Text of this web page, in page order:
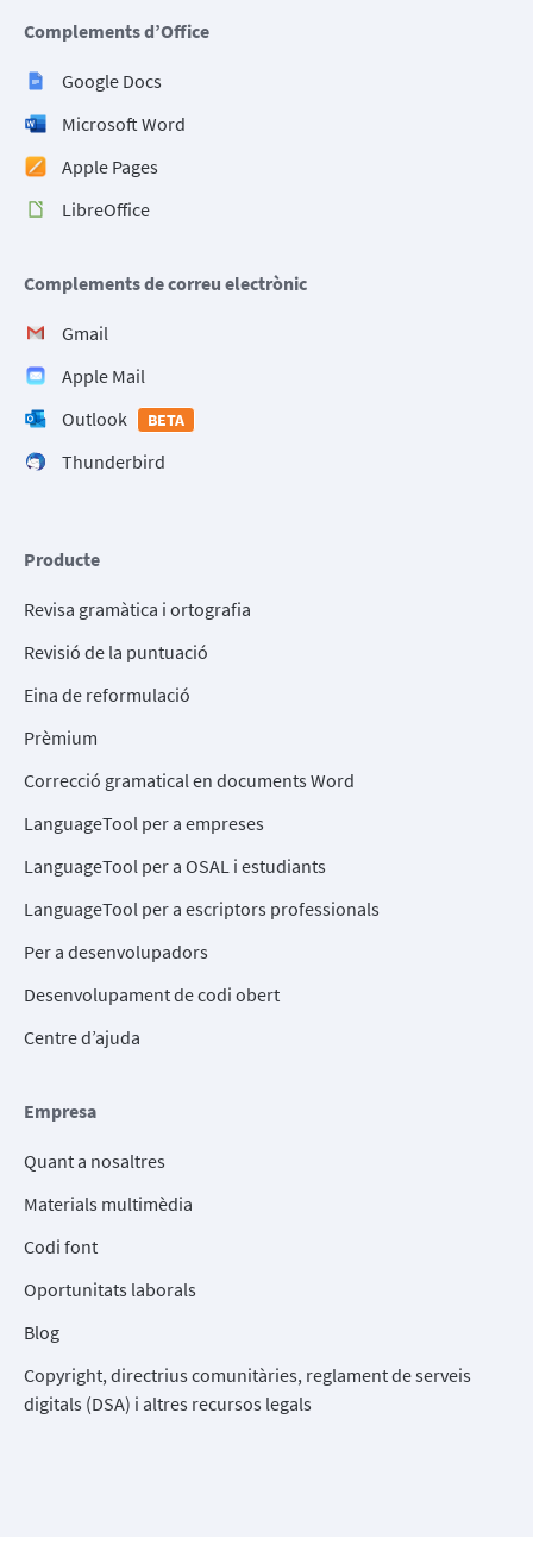
Complements d’Office
Google Docs
Microsoft Word
Apple Pages
LibreOffice
Complements de correu electrònic
Gmail
Apple Mail
Outlook
BETA
Thunderbird
Producte
Revisa gramàtica i ortografia
Revisió de la puntuació
Eina de reformulació
Prèmium
Correcció gramatical en documents Word
LanguageTool per a empreses
LanguageTool per a OSAL i estudiants
LanguageTool per a escriptors professionals
Per a desenvolupadors
Desenvolupament de codi obert
Centre d’ajuda
Empresa
Quant a nosaltres
Materials multimèdia
Codi font
Oportunitats laborals
Blog
Copyright, directrius comunitàries, reglament de serveis
digitals (DSA) i altres recursos legals